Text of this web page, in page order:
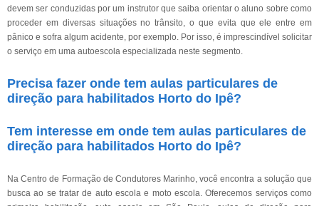
devem ser conduzidas por um instrutor que saiba orientar o aluno sobre como
proceder em diversas situações no trânsito, o que evita que ele entre em
pânico e sofra algum acidente, por exemplo. Por isso, é imprescindível solicitar
o serviço em uma autoescola especializada neste segmento.
Precisa fazer onde tem aulas particulares de
direção para habilitados Horto do Ipê?
Tem interesse em onde tem aulas particulares de
direção para habilitados Horto do Ipê?
Na Centro de Formação de Condutores Marinho, você encontra a solução que
busca ao se tratar de auto escola e moto escola. Oferecemos serviços como